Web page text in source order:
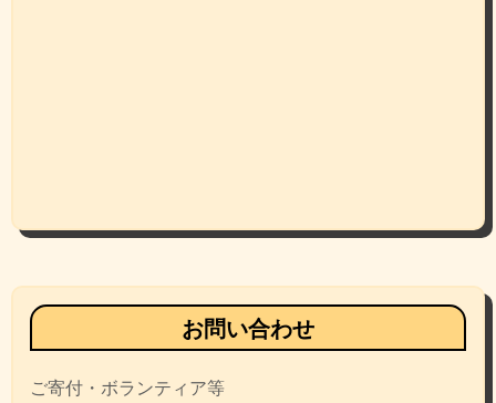
お問い合わせ
ご寄付・ボランティア等